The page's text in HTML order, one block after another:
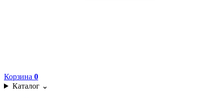
Корзина 0
Каталог ⌄